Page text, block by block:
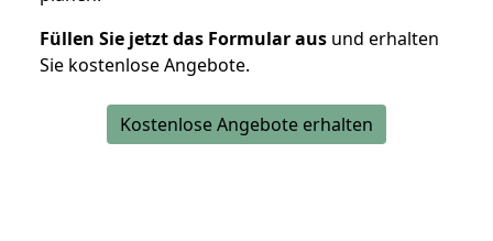
Füllen Sie jetzt das Formular aus und erhalten
Sie kostenlose Angebote.
Kostenlose Angebote erhalten